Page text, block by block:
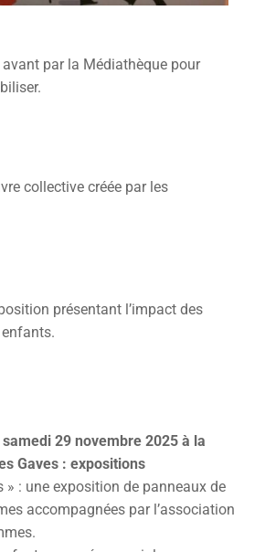
par la Médiathèque pour
collective créée par les
présentant l’impact des
29 novembre 2025 à la
Gaves : expositions
» : une exposition de panneaux de
accompagnées par l’association